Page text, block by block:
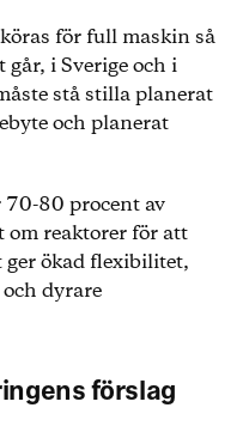
för full maskin så
i Sverige och i
stå stilla planerat
och planerat
80 procent av
om reaktorer för att
ger ökad flexibilitet,
dyrare
förslag